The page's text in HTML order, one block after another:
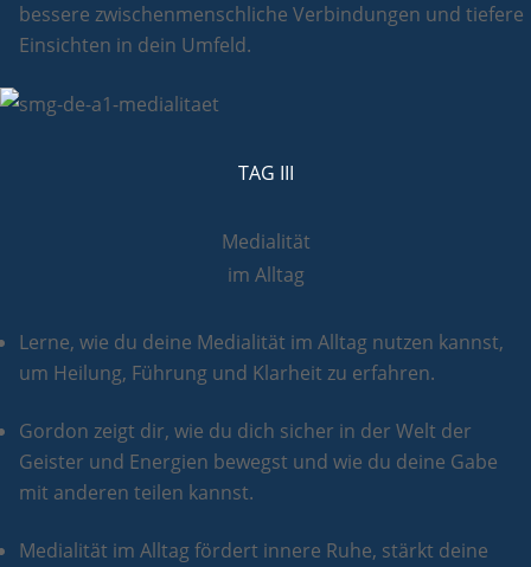
bessere zwischenmenschliche Verbindungen und tiefere
Einsichten in dein Umfeld.
TAG III
Medialität
im Alltag
Lerne, wie du deine Medialität im Alltag nutzen kannst,
um Heilung, Führung und Klarheit zu erfahren.
Gordon zeigt dir, wie du dich sicher in der Welt der
Geister und Energien bewegst und wie du deine Gabe
mit anderen teilen kannst.
Medialität im Alltag fördert innere Ruhe, stärkt deine